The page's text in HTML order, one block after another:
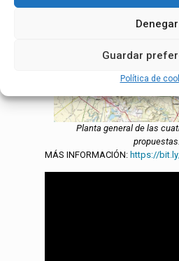
Denegar
Guardar
Política de
Planta general de las
propuestas.
MÁS INFORMACIÓN: https://